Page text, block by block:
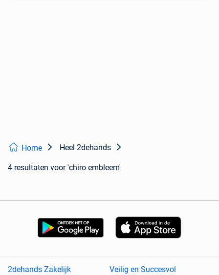
Home Heel 2dehands
4 resultaten voor 'chiro embleem'
2dehands Zakelijk Veilig en Succesvol